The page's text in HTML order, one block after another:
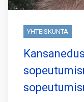
YHTEISKUNTA